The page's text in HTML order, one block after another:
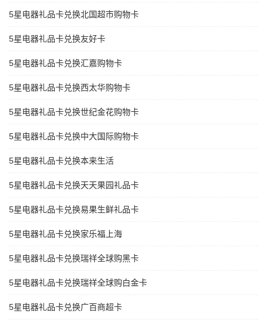
5星电器礼品卡兑换北国超市购物卡
5星电器礼品卡兑换友好卡
5星电器礼品卡兑换汇嘉购物卡
5星电器礼品卡兑换西太华购物卡
5星电器礼品卡兑换世纪金花购物卡
5星电器礼品卡兑换中大国际购物卡
5星电器礼品卡兑换本来生活
5星电器礼品卡兑换天天果园礼品卡
5星电器礼品卡兑换易果生鲜礼品卡
5星电器礼品卡兑换家乐福上海
5星电器礼品卡兑换瑞祥全球购黑卡
5星电器礼品卡兑换瑞祥全球购白金卡
5星电器礼品卡兑换广百商超卡